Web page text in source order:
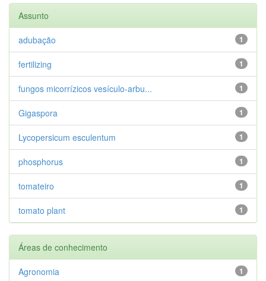
Assunto
1
adubação
1
fertilizing
1
fungos micorrízicos vesículo-arbu...
1
Gigaspora
1
Lycopersicum esculentum
1
phosphorus
1
tomateiro
1
tomato plant
Áreas de conhecimento
1
Agronomia